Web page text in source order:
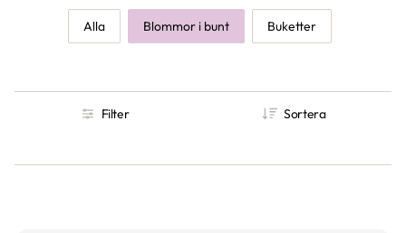
Alla Blommor i bunt Buketter
Filter Sortera